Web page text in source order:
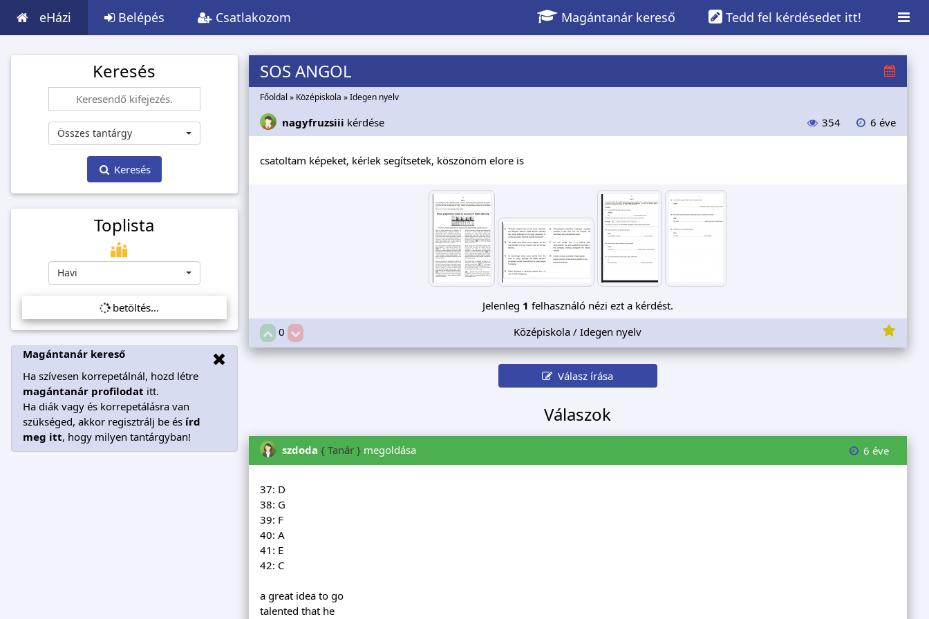
eHázi Belépés Csatlakozom Tedd fel kérdésedet itt!
Magántanár kereső
Keresés
Összes tantárgy
Keresés
Toplista
Havi
betöltés...
Magántanár kereső
Ha szívesen korrepetálnál, hozd létre
magántanár profilodat itt.
Ha diák vagy és korrepetálásra van
szükséged, akkor regisztrálj be és írd
meg itt, hogy milyen tantárgyban!
SOS ANGOL
Főoldal » Középiskola »Idegen nyelv
nagyfruzsiii kérdése 354 6 éve
csatoltam képeket, kérlek segítsetek, köszönöm elore is
Jelenleg 1 felhasználó nézi ezt a kérdést.
0
Középiskola / Idegen nyelv
Válasz írása
Válaszok
szdoda { Tanár }megoldása 6 éve
37: D
38: G
39: F
40: A
41: E
42: C
a great idea to go
talented that he